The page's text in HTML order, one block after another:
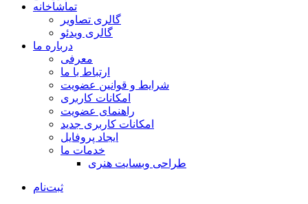
تماشاخانه
گالری تصاویر
گالری ویدئو
درباره ما
معرفی
ارتباط با ما
شرایط و قوانین عضویت
امکانات کاربری
راهنمای عضویت
امکانات کاربری جدید
ایجاد پروفایل
خدمات ما
طراحی وبسایت هنری
ثبت‌نام